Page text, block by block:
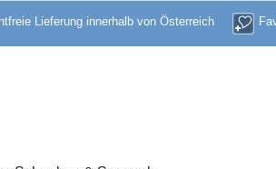
Lieferung innerhalb von Österreich